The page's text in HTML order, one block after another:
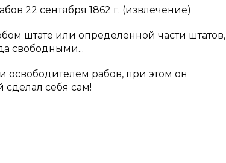
22 сентября 1862 г. (извлечение)
штате или определенной части штатов,
свободными...
освободителем рабов, при этом он
сделал себя сам!